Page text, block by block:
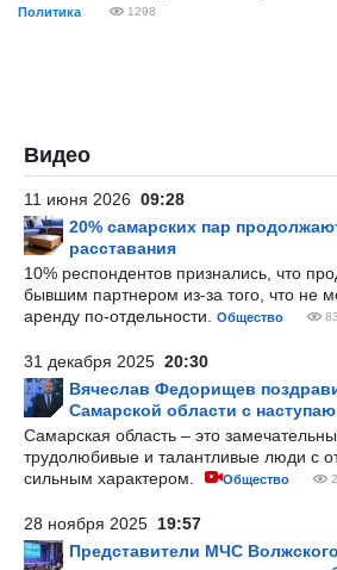
Политика 1298
Видео
11 июня 2026 09:28
20% самарских пар
расставания
10% респондентов признались, что
бывшим партнером из-за того, что не
аренду по-отдельности.
Общество
31 декабря 2025 20:30
Вячеслав Федорищев
Самарской области с
Самарская область – это
трудолюбивые и талантливые люди с
сильным характером.
Общество
28 ноября 2025 19:57
Представители МЧС